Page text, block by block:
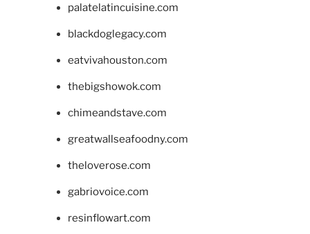
palatelatincuisine.com
blackdoglegacy.com
eatvivahouston.com
thebigshowok.com
chimeandstave.com
greatwallseafoodny.com
theloverose.com
gabriovoice.com
resinflowart.com